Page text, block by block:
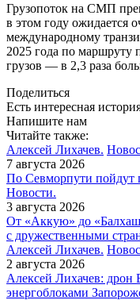
Грузопоток на СМП
в этом году ожидается
международному
2025 года по маршруту
грузов — в 2,3 раза
Поделиться
Есть интересная
Напишите нам
Читайте также:
Алексей Лихачев.
7 августа 2026
По Севморпути пойдут
Новости.
3 августа 2026
От «Аккую» до
с дружественными
Алексей Лихачев.
2 августа 2026
Алексей Лихачев:
энергоблоками